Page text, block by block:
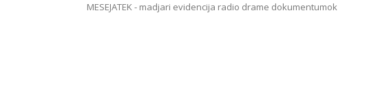
MESEJATEK - madjari evidencija radio drame dokumentumok